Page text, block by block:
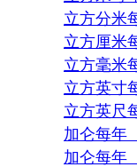
立方分米
立方厘米
立方毫米
立方英寸
立方英尺
加仑每年
加仑每年